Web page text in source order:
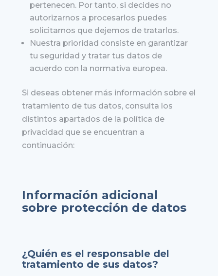
pertenecen. Por tanto, si decides no
autorizarnos a procesarlos puedes
solicitarnos que dejemos de tratarlos.
Nuestra prioridad consiste en garantizar
tu seguridad y tratar tus datos de
acuerdo con la normativa europea.
Si deseas obtener más información sobre el
tratamiento de tus datos, consulta los
distintos apartados de la política de
privacidad que se encuentran a
continuación:
Información adicional
sobre protección de datos
¿Quién es el responsable del
tratamiento de sus datos?